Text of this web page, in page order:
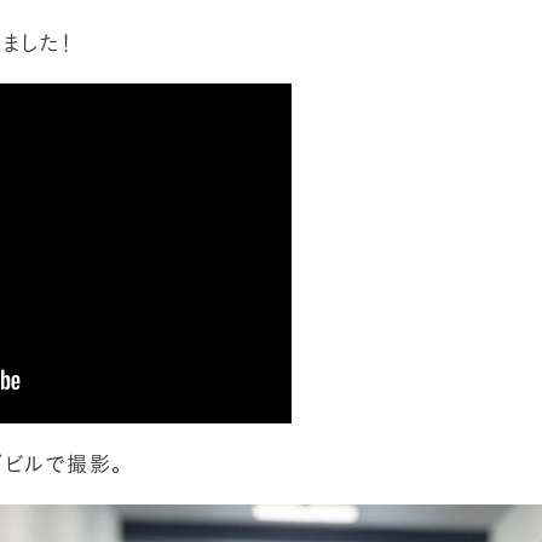
した！
ルで撮影。